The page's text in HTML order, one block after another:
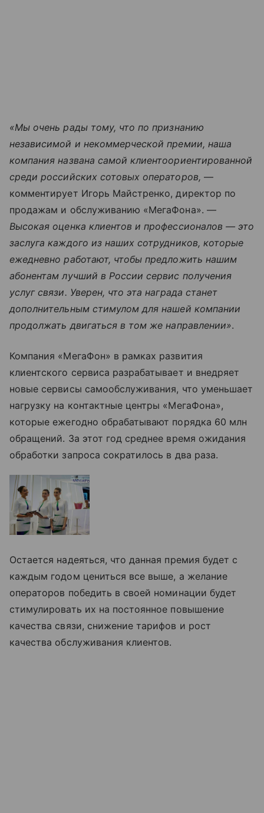
«Мы очень рады тому, что по признанию
независимой и некоммерческой премии, наша
компания названа самой клиентоориентированной
среди российских сотовых операторов, —
комментирует Игорь Майстренко, директор по
продажам и обслуживанию «МегаФона». —
Высокая оценка клиентов и профессионалов — это
заслуга каждого из наших сотрудников, которые
ежедневно работают, чтобы предложить нашим
абонентам лучший в России сервис получения
услуг связи. Уверен, что эта награда станет
дополнительным стимулом для нашей компании
продолжать двигаться в том же направлении».
Компания «МегаФон» в рамках развития
клиентского сервиса разрабатывает и внедряет
новые сервисы самообслуживания, что уменьшает
нагрузку на контактные центры «МегаФона»,
которые ежегодно обрабатывают порядка 60 млн
обращений. За этот год среднее время ожидания
обработки запроса сократилось в два раза.
Остается надеяться, что данная премия будет с
каждым годом цениться все выше, а желание
операторов победить в своей номинации будет
стимулировать их на постоянное повышение
качества связи, снижение тарифов и рост
качества обслуживания клиентов.